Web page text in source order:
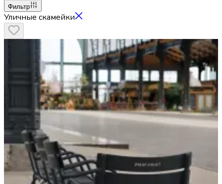
Фильтр
Уличные скамейки